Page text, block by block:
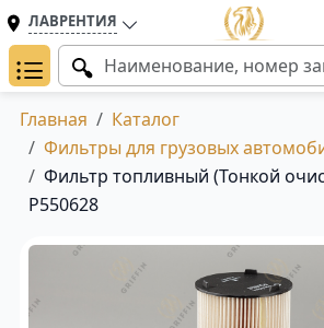
ЛАВРЕНТИЯ
Главная
Каталог
Фильтры для грузовых
Фильтр топливный (Тонкой
P550628